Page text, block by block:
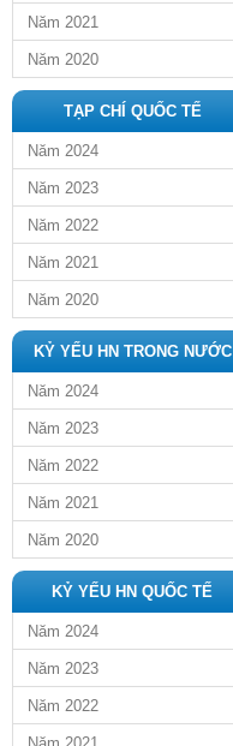
Năm 2021
Năm 2020
TẠP CHÍ QUỐC TẾ
Năm 2024
Năm 2023
Năm 2022
Năm 2021
Năm 2020
KỶ YẾU HN TRONG NƯỚC
Năm 2024
Năm 2023
Năm 2022
Năm 2021
Năm 2020
KỶ YẾU HN QUỐC TẾ
Năm 2024
Năm 2023
Năm 2022